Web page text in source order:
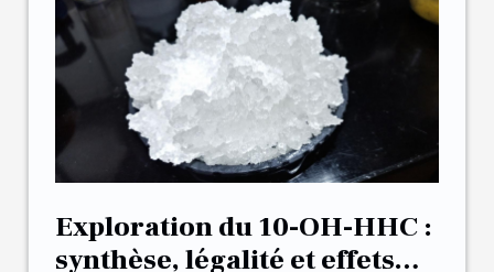
Exploration du 10-OH-HHC :
synthèse, légalité et effets